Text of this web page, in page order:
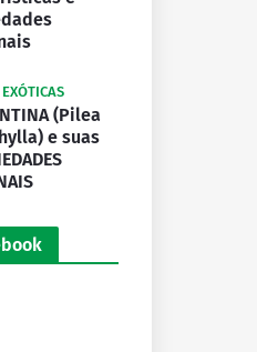
(Pilea
e suas